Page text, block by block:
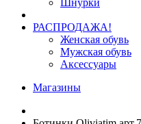
Шнурки
РАСПРОДАЖА!
Женская обувь
Мужская обувь
Аксессуары
Магазины